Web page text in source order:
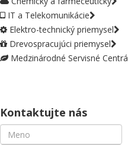
IT a Telekomunikácie
Elektro-technický priemysel
Drevospracujúci priemysel
Medzinárodné Servisné Centrá
Kontaktujte nás